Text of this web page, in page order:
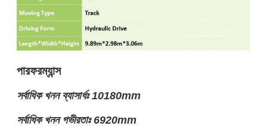
পারফরম্যান্স
সর্বাধিক খনন ব্যাসার্ধঃ 10180mm
সর্বাধিক খনন গভীরতাঃ 6920mm